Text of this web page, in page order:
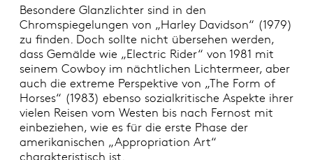
Besondere Glanzlichter sind in den
Chromspiegelungen von „Harley Davidson“ (1979)
zu finden. Doch sollte nicht übersehen werden,
dass Gemälde wie „Electric Rider“ von 1981 mit
seinem Cowboy im nächtlichen Lichtermeer, aber
auch die extreme Perspektive von „The Form of
Horses“ (1983) ebenso sozialkritische Aspekte ihrer
vielen Reisen vom Westen bis nach Fernost mit
einbeziehen, wie es für die erste Phase der
amerikanischen „Appropriation Art“
charakteristisch ist.